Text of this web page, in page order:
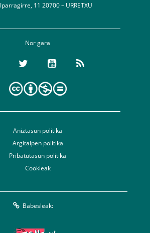
Iparragirre, 11 20700 – URRETXU
Nor gara
Aniztasun politika
Argitalpen politika
Pribatutasun politika
Cookieak
Babesleak: